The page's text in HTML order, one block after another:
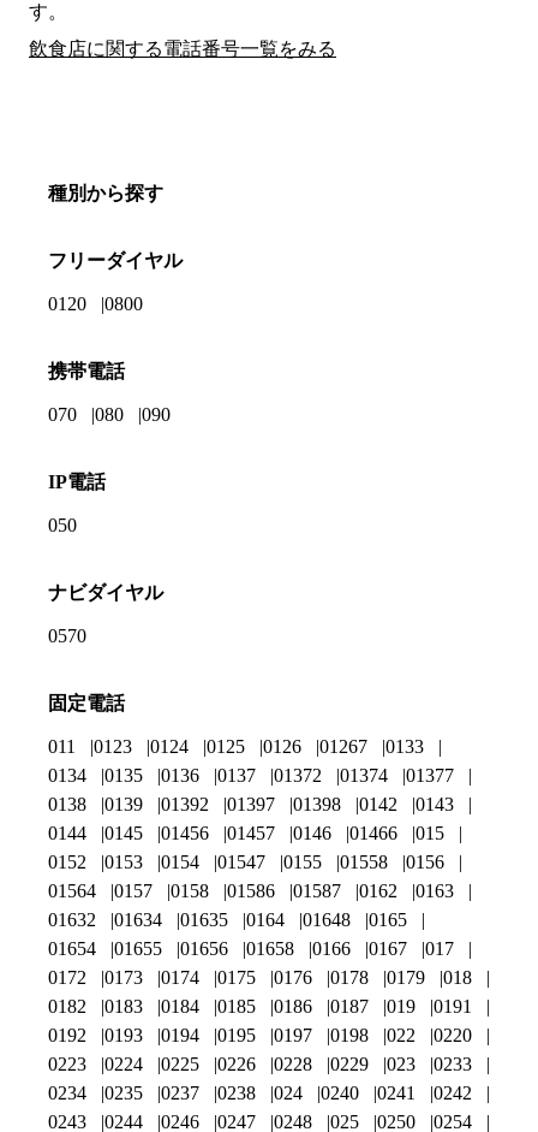
す。
飲食店に関する電話番号一覧をみる
種別から探す
フリーダイヤル
0120 0800
携帯電話
070 080 090
IP電話
050
ナビダイヤル
0570
固定電話
011 0123 0124 0125 0126 01267
0133
0134
0135 0136 0137 01372 01374
01377
0138
0139 01392 01397 01398 0142
0143
0144
0145 01456 01457 0146 01466
015
0152
0153 0154 01547 0155 01558
0156
01564
0157 0158 01586 01587 0162
0163
01632
01634 01635 0164 01648
0165
01654
01655 01656 01658 0166 0167
017
0172
0173 0174 0175 0176 0178 0179
018
0182
0183 0184 0185 0186 0187 019
0191
0192
0193 0194 0195 0197 0198 022
0220
0223
0224 0225 0226 0228 0229 023
0233
0234
0235 0237 0238 024 0240 0241
0242
0243
0244 0246 0247 0248 025 0250 0254